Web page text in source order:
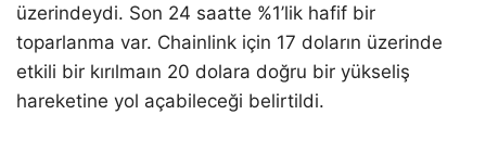
üzerindeydi. Son 24 saatte %1’lik hafif bir
toparlanma var. Chainlink için 17 doların üzerinde
etkili bir kırılmaın 20 dolara doğru bir yükseliş
hareketine yol açabileceği belirtildi.